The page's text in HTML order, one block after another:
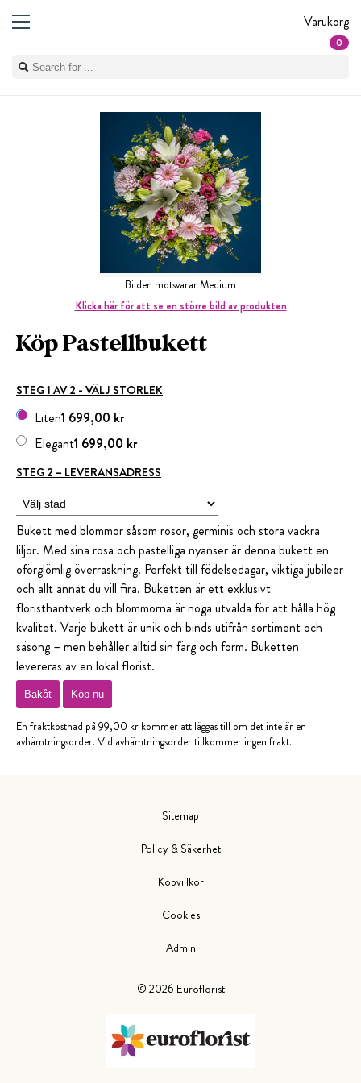
Varukorg
0
Bilden motsvarar Medium
Klicka här för att se en större bild av produkten
Köp Pastellbukett
STEG 1 AV 2 - VÄLJ STORLEK
1 699,00 kr
Liten
1 699,00 kr
Elegant
STEG 2 – LEVERANSADRESS
Bukett med blommor såsom rosor, germinis och stora vackra
liljor. Med sina rosa och pastelliga nyanser är denna bukett en
oförglömlig överraskning. Perfekt till födelsedagar, viktiga jubileer
och allt annat du vill fira. Buketten är ett exklusivt
floristhantverk och blommorna är noga utvalda för att hålla hög
kvalitet. Varje bukett är unik och binds utifrån sortiment och
säsong – men behåller alltid sin färg och form. Buketten
levereras av en lokal florist.
Bakåt Köp nu
En fraktkostnad på 99,00 kr kommer att läggas till om det inte är en
avhämtningsorder. Vid avhämtningsorder tillkommer ingen frakt.
© 2026 Euroflorist
Sitemap
Policy & Säkerhet
Köpvillkor
Cookies
Admin